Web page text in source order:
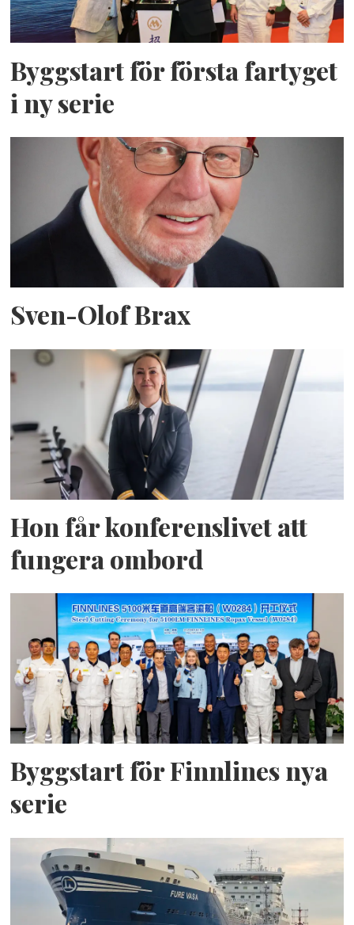
Byggstart för första fartyget
i ny serie
Sven-Olof Brax
Hon får konferenslivet att
fungera ombord
Byggstart för Finnlines nya
serie